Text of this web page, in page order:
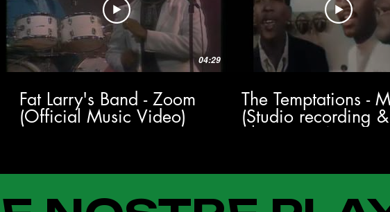
04:29
Fat Larry's Band - Zoom
(Official Music Video)
The Temptations -
(Studio recording
Show 1964) HD